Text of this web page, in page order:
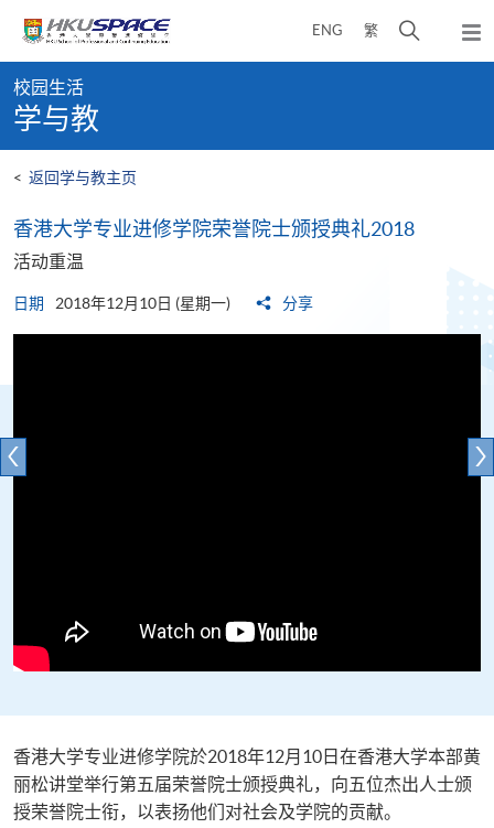
content
ENG 繁
开
弹
出
content
start
校园生活
学与教
< 返回学与教主页
香港大学专业进修学院荣誉院士颁授典礼2018
活动重温
日期 2018年12月10日 (星期一) 分享
香港大学专业进修学院於2018年12月10日在香港大学本部黄
丽松讲堂举行第五届荣誉院士颁授典礼，向五位杰出人士颁
授荣誉院士衔，以表扬他们对社会及学院的贡献。